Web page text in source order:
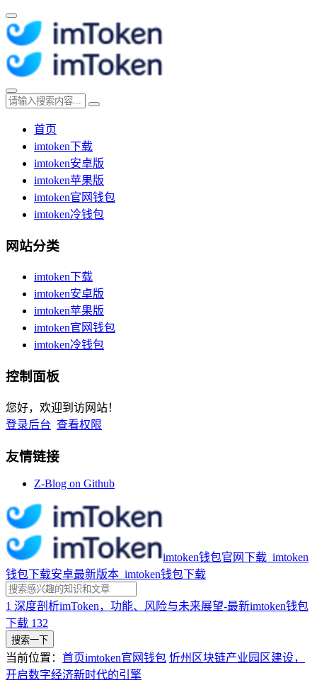
首页
imtoken下载
imtoken安卓版
imtoken苹果版
imtoken官网钱包
imtoken冷钱包
网站分类
imtoken下载
imtoken安卓版
imtoken苹果版
imtoken官网钱包
imtoken冷钱包
控制面板
您好，欢迎到访网站！
登录后台 查看权限
友情链接
Z-Blog on Github
imtoken钱包官网下载_imtoken
钱包下载安卓最新版本_imtoken钱包下载
1 深度剖析imToken，功能、风险与未来展望-最新imtoken钱包
下载 132
搜索一下
当前位置： 首页imtoken官网钱包 忻州区块链产业园区建设，
开启数字经济新时代的引擎